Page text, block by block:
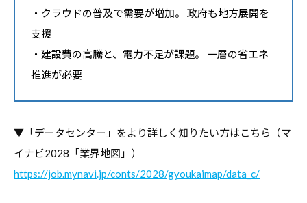
・クラウドの普及で需要が増加。 政府も地方展開を
支援
・建設費の高騰と、電力不足が課題。 一層の省エネ
推進が必要
▼「データセンター」をより詳しく知りたい方はこちら（マ
イナビ2028「業界地図」）
https://job.mynavi.jp/conts/2028/gyoukaimap/data_c/